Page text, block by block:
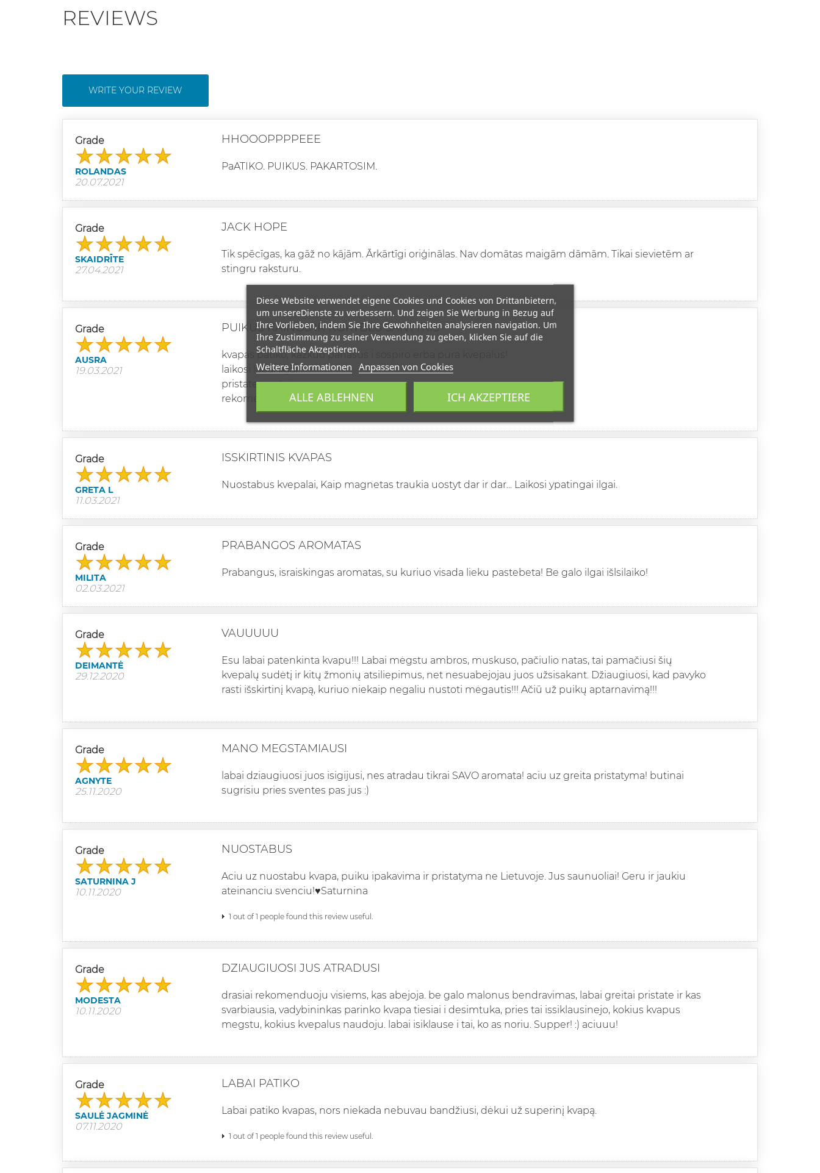
REVIEWS
WRITE YOUR REVIEW
Grade
ROLANDAS
20.07.2021
HHOOOPPPPEEE
PaATIKO. PUIKUS. PAKARTOSIM.
Grade
SKAIDRĪTE
27.04.2021
JACK HOPE
Tik spēcīgas, ka gāž no kājām. Ārkārtīgi oriģinālas. Nav domātas maigām dāmām. Tikai sievietēm ar
stingru raksturu.
Grade
AUSRA
19.03.2021
PUIKUS KAINOS IR KOKYBES SANTYKIS
kvapas patiko, kazkuo panasus i sospiro erba pura kvepalus!
laikosi labai ilgai!
pristate greitai.
rekomenduoju :)
Grade
GRETA L
11.03.2021
ISSKIRTINIS KVAPAS
Nuostabus kvepalai, Kaip magnetas traukia uostyt dar ir dar... Laikosi ypatingai ilgai.
Grade
MILITA
02.03.2021
PRABANGOS AROMATAS
Prabangus, israiskingas aromatas, su kuriuo visada lieku pastebeta! Be galo ilgai išlsilaiko!
Grade
DEIMANTĖ
29.12.2020
VAUUUUU
Esu labai patenkinta kvapu!!! Labai mėgstu ambros, muskuso, pačiulio natas, tai pamačiusi šių
kvepalų sudėtį ir kitų žmonių atsiliepimus, net nesuabejojau juos užsisakant. Džiaugiuosi, kad pavyko
rasti išskirtinį kvapą, kuriuo niekaip negaliu nustoti mėgautis!!! Ačiū už puikų aptarnavimą!!!
Grade
AGNYTE
25.11.2020
MANO MEGSTAMIAUSI
labai dziaugiuosi juos isigijusi, nes atradau tikrai SAVO aromata! aciu uz greita pristatyma! butinai
sugrisiu pries sventes pas jus :)
Grade
SATURNINA J
10.11.2020
NUOSTABUS
Aciu uz nuostabu kvapa, puiku ipakavima ir pristatyma ne Lietuvoje. Jus saunuoliai! Geru ir jaukiu
ateinanciu svenciu!♥️Saturnina
1 out of 1 people found this review useful.
Grade
MODESTA
10.11.2020
DZIAUGIUOSI JUS ATRADUSI
drasiai rekomenduoju visiems, kas abejoja. be galo malonus bendravimas, labai greitai pristate ir kas
svarbiausia, vadybininkas parinko kvapa tiesiai i desimtuka, pries tai issiklausinejo, kokius kvapus
megstu, kokius kvepalus naudoju. labai isiklause i tai, ko as noriu. Supper! :) aciuuu!
Grade
SAULĖ JAGMINĖ
07.11.2020
LABAI PATIKO
Labai patiko kvapas, nors niekada nebuvau bandžiusi, dėkui už superinį kvapą.
1 out of 1 people found this review useful.
Diese Website verwendet eigene Cookies und Cookies von Drittanbietern,
um unsereDienste zu verbessern. Und zeigen Sie Werbung in Bezug auf
Ihre Vorlieben, indem Sie Ihre Gewohnheiten analysieren navigation. Um
Ihre Zustimmung zu seiner Verwendung zu geben, klicken Sie auf die
Schaltfläche Akzeptieren.
Weitere Informationen Anpassen von Cookies
ALLE ABLEHNEN ICH AKZEPTIERE